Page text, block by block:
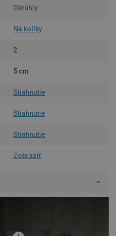
Okrúhly
Na kolíky
2
5 cm
Stiahnutie
Stiahnutie
Stiahnutie
Zobraziť